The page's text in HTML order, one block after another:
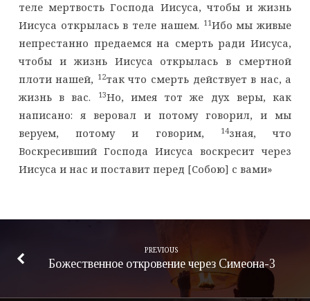
теле мертвость Господа Иисуса, чтобы и жизнь
Иисуса открылась в теле нашем. 11Ибо мы живые
непрестанно предаемся на смерть ради Иисуса,
чтобы и жизнь Иисуса открылась в смертной
плоти нашей, 12так что смерть действует в нас, а
жизнь в вас.
13Но, имея тот же дух веры, как
написано: я веровал и потому говорил, и мы
веруем, потому и говорим,
14зная, что
Воскресивший Господа Иисуса воскресит через
Иисуса и нас и поставит перед [Собою] с вами»
PREVIOUS
Божественное откровение через Симеона-3